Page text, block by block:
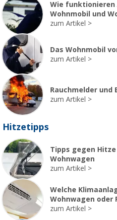
Wie
Wohnmobil und
zum Artikel
Das Wohnmobil
zum Artikel
Rauchmelder und
zum Artikel
Hitzetipps
Tipps gegen
Wohnwagen
zum Artikel
Welche
Wohnwagen oder
zum Artikel